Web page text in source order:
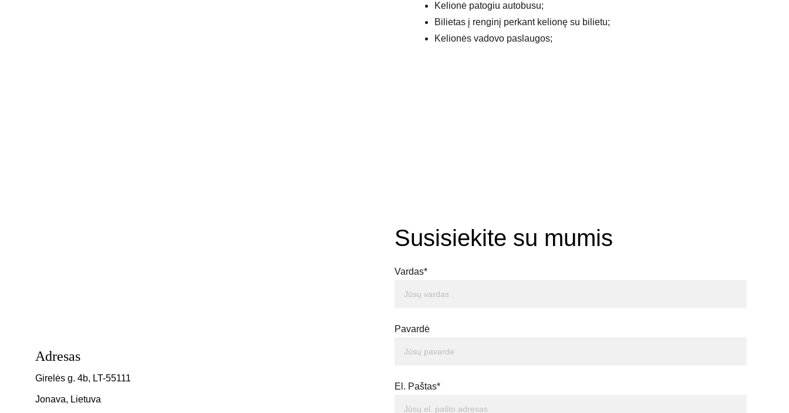
Kelionė patogiu autobusu;
Bilietas į renginį perkant kelionę su bilietu;
Kelionės vadovo paslaugos;
Susisiekite su mumis
Adresas
Girelės g. 4b, LT-55111
Jonava, Lietuva
Vardas*
Pavardė
El. Paštas*